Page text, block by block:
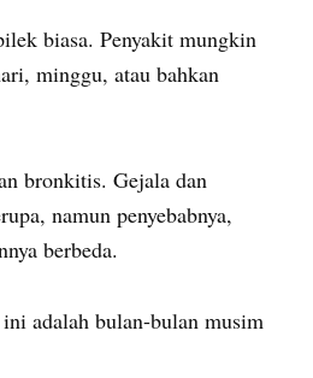
biasa. Penyakit mungkin
minggu, atau bahkan
bronkitis. Gejala dan
namun penyebabnya,
berbeda.
adalah bulan-bulan musim